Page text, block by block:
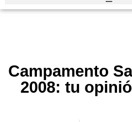
Campamento
2008: tu